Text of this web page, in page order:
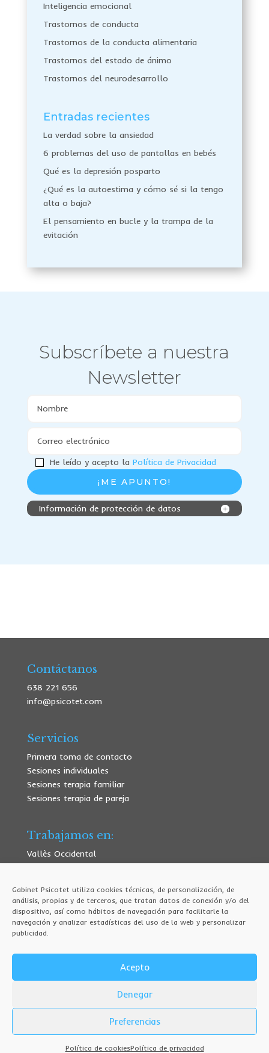
Gabinet Psicotet utiliza cookies técnicas, de personalización, de
análisis, propias y de terceros, que tratan datos de conexión y/o del
dispositivo, así como hábitos de navegación para facilitarle la
navegación y analizar estadísticas del uso de la web y personalizar
publicidad.
Acepto
Denegar
Preferencias
Política de cookiesPolítica de privacidad
Inteligencia emocional
Trastornos de conducta
Trastornos de la conducta alimentaria
Trastornos del estado de ánimo
Trastornos del neurodesarrollo
Entradas recientes
La verdad sobre la ansiedad
6 problemas del uso de pantallas en bebés
Qué es la depresión posparto
¿Qué es la autoestima y cómo sé si la tengo
alta o baja?
El pensamiento en bucle y la trampa de la
evitación
Subscríbete a nuestra
Newsletter
He leído y acepto la Política de Privacidad
Información de protección de datos
Contáctanos
638 221 656
info@psicotet.com
Servicios
Primera toma de contacto
Sesiones individuales
Sesiones terapia familiar
Sesiones terapia de pareja
Trabajamos en:
Vallès Occidental
Nuestro blog
La verdad sobre la ansiedad
6 problemas del uso de pantallas en bebés
©Psicotet. 2022.Aviso Legal | Política de privacidad |
Política de cookies